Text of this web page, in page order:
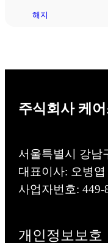
해지
주식회사 케어
서울특별시 강남
대표이사: 오병엽
사업자번호: 449-
개인정보보호